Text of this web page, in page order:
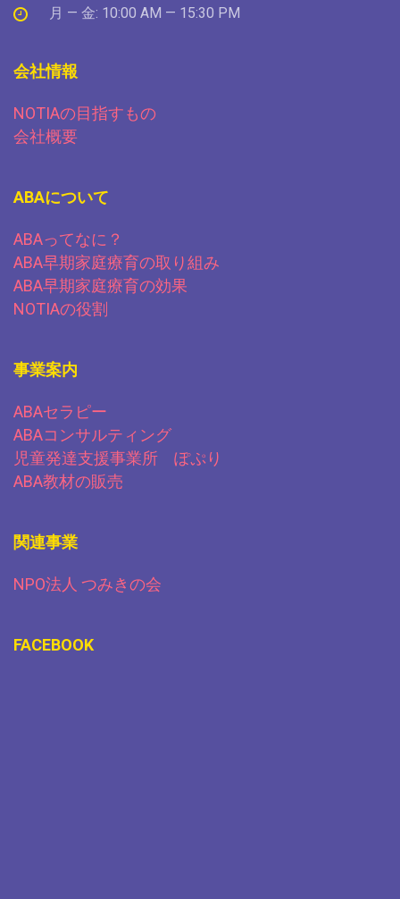
月 — 金: 10:00 AM — 15:30 PM
会社情報
NOTIAの目指すもの
会社概要
ABAについて
ABAってなに？
ABA早期家庭療育の取り組み
ABA早期家庭療育の効果
NOTIAの役割
事業案内
ABAセラピー
ABAコンサルティング
児童発達支援事業所 ぽぷり
ABA教材の販売
関連事業
NPO法人 つみきの会
FACEBOOK